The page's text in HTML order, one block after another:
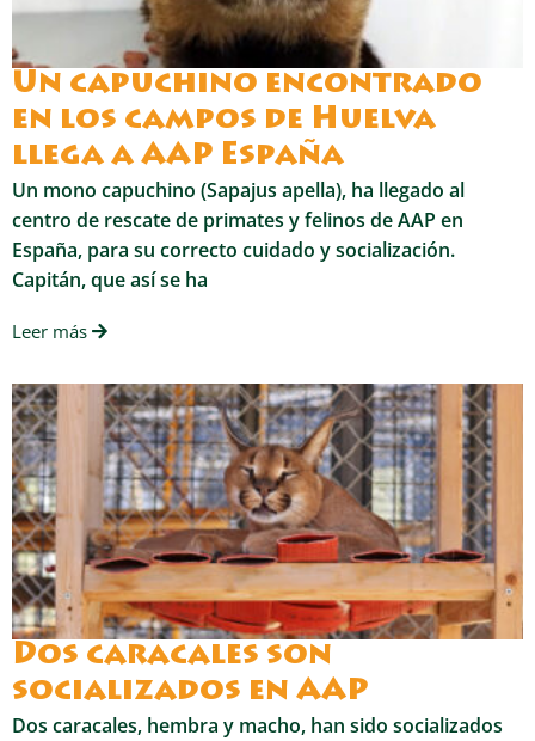
Un capuchino encontrado
en los campos de Huelva
llega a AAP España
Un mono capuchino (Sapajus apella), ha llegado al
centro de rescate de primates y felinos de AAP en
España, para su correcto cuidado y socialización.
Capitán, que así se ha
Leer más
Dos caracales son
socializados en AAP
Dos caracales, hembra y macho, han sido socializados